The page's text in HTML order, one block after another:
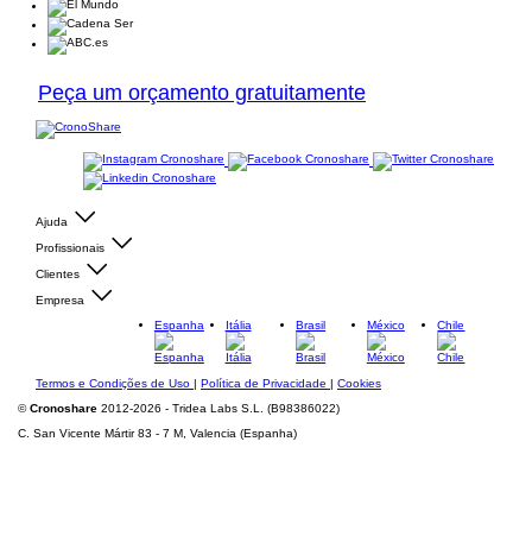
Peça um orçamento gratuitamente
Ajuda
Profissionais
Clientes
Empresa
Espanha
Itália Brasil México Chile
Termos e Condições de Uso | Política de Privacidade | Cookies
©Cronoshare 2012-2026 - Tridea Labs S.L. (B98386022)
C. San Vicente Mártir 83 - 7 M, Valencia (Espanha)